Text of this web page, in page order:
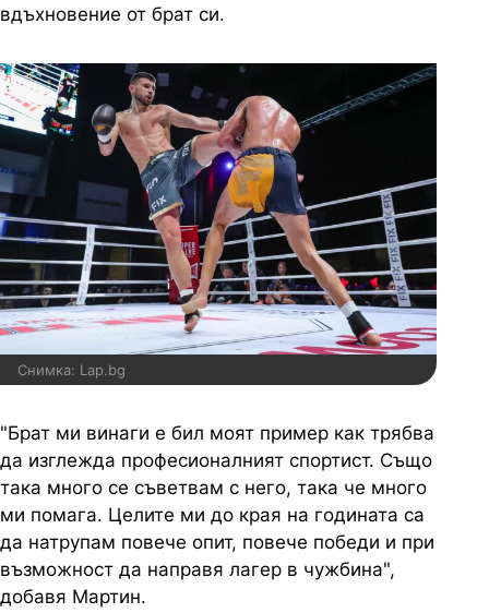
вдъхновение от брат си.
Снимка: Lap.bg
"Брат ми винаги е бил моят пример как трябва
да изглежда професионалният спортист. Също
така много се съветвам с него, така че много
ми помага. Целите ми до края на годината са
да натрупам повече опит, повече победи и при
възможност да направя лагер в чужбина",
добавя Мартин.